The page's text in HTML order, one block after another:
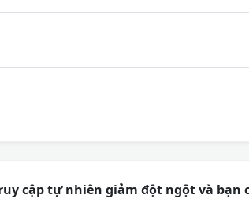
cập tự nhiên giảm đột ngột và bạn